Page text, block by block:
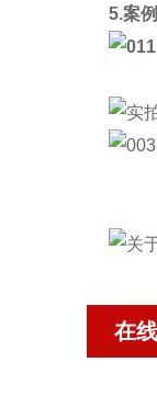
5.案
在